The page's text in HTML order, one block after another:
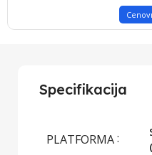
Specifikacija
PLATFORMA